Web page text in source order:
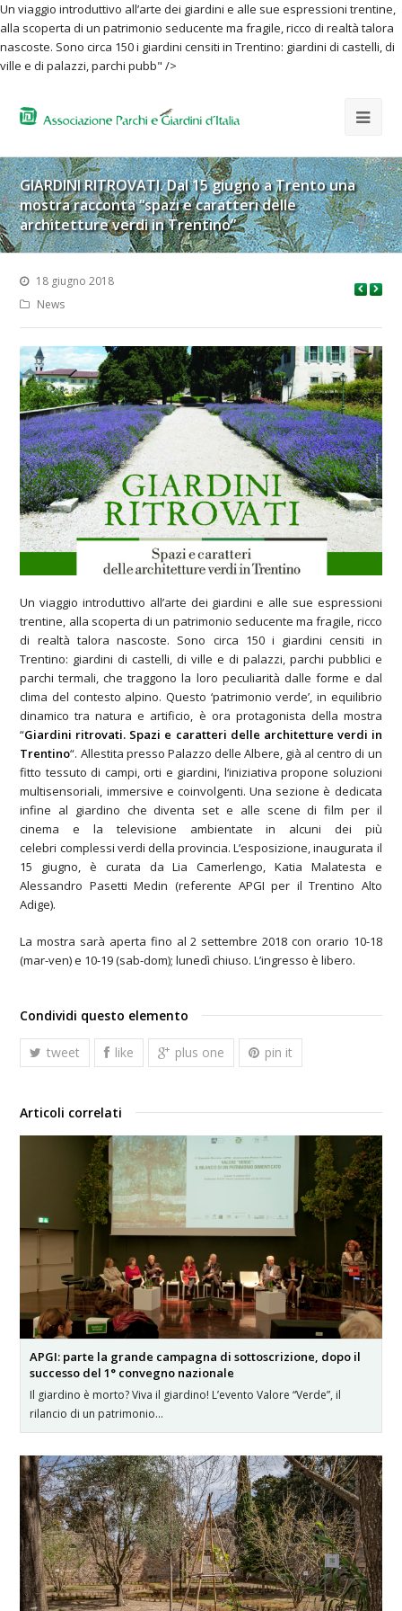
Un viaggio introduttivo all’arte dei giardini e alle sue espressioni trentine,
alla scoperta di un patrimonio seducente ma fragile, ricco di realtà talora
nascoste. Sono circa 150 i giardini censiti in Trentino: giardini di castelli, di
ville e di palazzi, parchi pubb" />
GIARDINI RITROVATI. Dal 15 giugno a Trento una
mostra racconta “spazi e caratteri delle
architetture verdi in Trentino”
18 giugno 2018
News
Un viaggio introduttivo all’arte dei giardini e alle sue espressioni
trentine, alla scoperta di un patrimonio seducente ma fragile, ricco
di realtà talora nascoste. Sono circa 150 i giardini censiti in
Trentino: giardini di castelli, di ville e di palazzi, parchi pubblici e
parchi termali, che traggono la loro peculiarità dalle forme e dal
clima del contesto alpino. Questo ‘patrimonio verde’, in equilibrio
dinamico tra natura e artificio, è ora protagonista della mostra
“Giardini ritrovati. Spazi e caratteri delle architetture verdi in
Trentino“. Allestita presso Palazzo delle Albere, già al centro di un
fitto tessuto di campi, orti e giardini, l‘iniziativa propone soluzioni
multisensoriali, immersive e coinvolgenti. Una sezione è dedicata
infine al giardino che diventa set e alle scene di film per il
cinema e la televisione ambientate in alcuni dei più
celebri complessi verdi della provincia.L’esposizione, inaugurata il
15 giugno, è curata da Lia Camerlengo, Katia Malatesta e
Alessandro Pasetti Medin (referente APGI per il Trentino Alto
Adige).
La mostra sarà aperta fino al 2 settembre 2018 con orario 10-18
(mar-ven) e 10-19 (sab-dom); lunedì chiuso. L’ingresso è libero.
Condividi questo elemento
tweet like plus one pin it
Articoli correlati
APGI: parte la grande campagna di sottoscrizione, dopo il
successo del 1° convegno nazionale
Il giardino è morto? Viva il giardino! L’evento Valore “Verde”, il
rilancio di un patrimonio…